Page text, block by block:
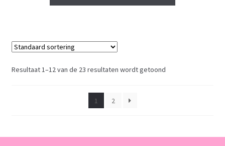
€ 76,95. € 66,95.
Resultaat 1–12 van de 23 resultaten wordt getoond
1 2